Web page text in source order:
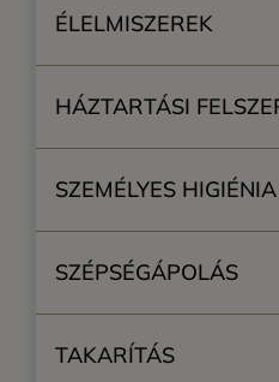
ÉLELMISZEREK
HÁZTARTÁSI
SZEMÉLYES HIGIÉNIA
SZÉPSÉGÁPOLÁS
TAKARÍTÁS